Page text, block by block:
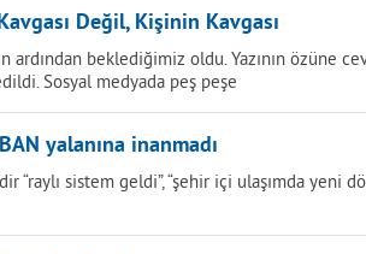
Değil, Kişinin Kavgası
ardından beklediğimiz oldu. Yazının özüne
Sosyal medyada peş peşe
yalanına inanmadı
“raylı sistem geldi”, “şehir içi ulaşımda yeni